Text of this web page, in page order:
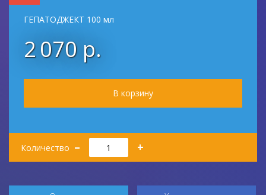
ГЕПАТОДЖЕКТ 100 мл
2 070 р.
Количество
Количество
– +